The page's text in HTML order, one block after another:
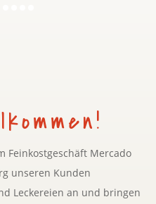
Feinkostgeschäft Mercado
unseren Kunden
Leckereien an und bringen